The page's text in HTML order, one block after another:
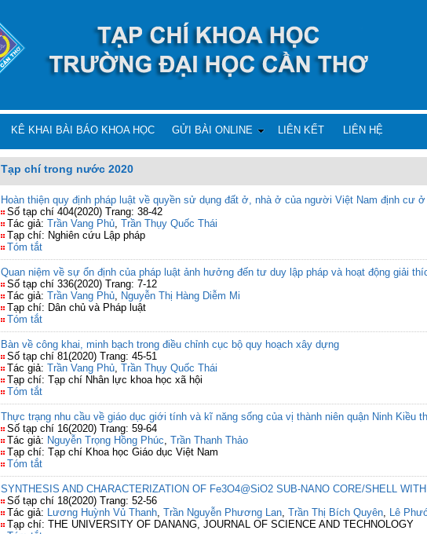
KÊ KHAI BÀI BÁO KHOA HỌC GỬI BÀI ONLINE LIÊN KẾT LIÊN HỆ
Tạp chí trong nước 2020
Hoàn thiện quy định pháp luật về quyền sử dụng đất ở, nhà ở của người Việt Nam định cư
Số tạp chí 404(2020) Trang: 38-42
Tác giả: Trần Vang Phủ, Trần Thụy Quốc Thái
Tạp chí: Nghiên cứu Lập pháp
Tóm tắt
Quan niệm về sự ổn định của pháp luật ảnh hưởng đến tư duy lập pháp và hoạt động giải
Số tạp chí 336(2020) Trang: 7-12
Tác giả: Trần Vang Phủ, Nguyễn Thị Hàng Diễm Mi
Tạp chí: Dân chủ và Pháp luật
Tóm tắt
Bàn về công khai, minh bạch trong điều chỉnh cục bộ quy hoạch xây dựng
Số tạp chí 81(2020) Trang: 45-51
Tác giả: Trần Vang Phủ, Trần Thụy Quốc Thái
Tạp chí: Tạp chí Nhân lực khoa học xã hội
Tóm tắt
Thực trạng nhu cầu về giáo dục giới tính và kĩ năng sống của vị thành niên quận Ninh Kiều
Số tạp chí 16(2020) Trang: 59-64
Tác giả: Nguyễn Trọng Hồng Phúc, Trần Thanh Thảo
Tạp chí: Tạp chí Khoa học Giáo dục Việt Nam
Tóm tắt
SYNTHESIS AND CHARACTERIZATION OF Fe3O4@SiO2 SUB-NANO CORE/SHELL
Số tạp chí 18(2020) Trang: 52-56
Tác giả: Lương Huỳnh Vủ Thanh, Trần Nguyễn Phương Lan, Trần Thị Bích Quyên, Lê
Tạp chí: THE UNIVERSITY OF DANANG, JOURNAL OF SCIENCE AND TECHNOLOGY